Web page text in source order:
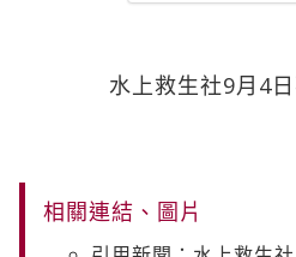
水上救生社9月4
相關連結、圖片